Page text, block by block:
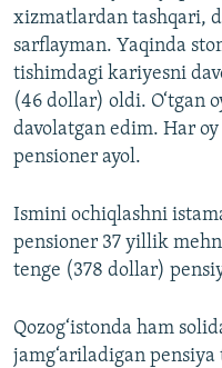
xizmatlardan tashqari,
sarflayman. Yaqinda
tishimdagi kariyesni
(46 dollar) oldi. O‘tgan
davolatgan edim. Har
pensioner ayol.
Ismini ochiqlashni
pensioner 37 yillik
tenge (378 dollar)
Qozog‘istonda ham
jamg‘ariladigan